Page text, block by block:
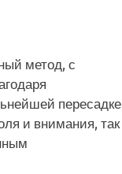
метод, с
пересадке
и внимания, так